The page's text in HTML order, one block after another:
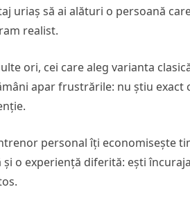
uriaș să ai alături o persoană
realist.
ori, cei care aleg varianta
apar frustrările: nu știu exact
personal îți economisește
și o experiență diferită: ești